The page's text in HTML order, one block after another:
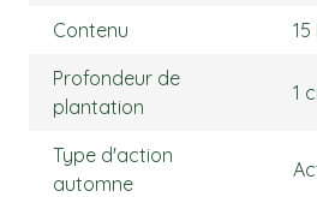
Contenu
Profondeur de
plantation
1
Type d'action
automne